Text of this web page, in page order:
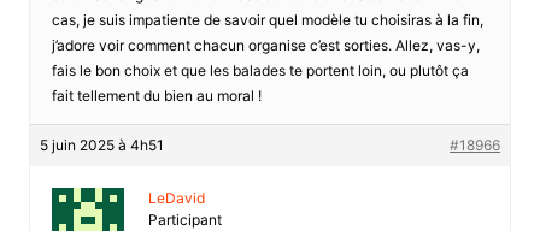
cas, je suis impatiente de savoir quel modèle tu choisiras à la fin,
j’adore voir comment chacun organise c’est sorties. Allez, vas-y,
fais le bon choix et que les balades te portent loin, ou plutôt ça
fait tellement du bien au moral !
5 juin 2025 à 4h51 #18966
LeDavid
Participant